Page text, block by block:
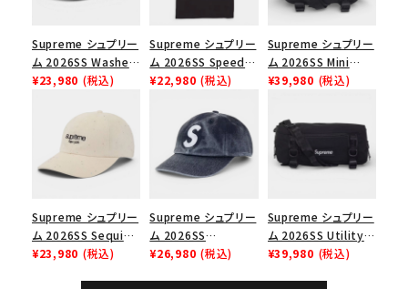
並び順
価格から探す
円 ～
円
絞り込んで検索する
Supreme シュプリー
ム 2026SS Washed
Chino Twill Camp
ノツイル キャンプキャ
ップ ブラック
¥23,980 (税込)
Supreme シュプリー
ム 2026SS Speed
Tee スピードTシャツ
¥22,980 (税込)
Supreme シュプリー
ム 2026SS Mini
Duffle Bag ミニダッ
¥39,980 (税込)
Supreme シュプリー
ム 2026SS Sequin
Denim Classic
¥23,980 (税込)
Supreme シュプリー
ム 2026SS
Pigment Coated S
¥26,980 (税込)
Supreme シュプリー
ム 2026SS Utility
Bag ユーティリティ
¥39,980 (税込)